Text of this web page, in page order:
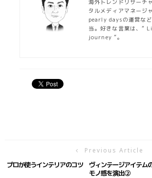
海外トレンドリサーチャ
タルメディアマネージ
pearly daysの運営など
当。好きな言葉は、“
journey ”。
Previous Article
プロが使うインテリアのコツ ヴィンテージアイテム
モノ感を演出②